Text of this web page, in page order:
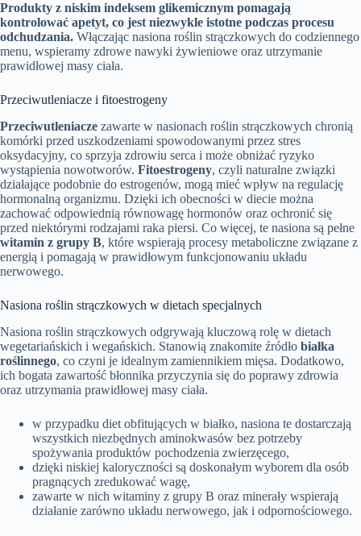
Produkty z niskim indeksem glikemicznym pomagają
kontrolować apetyt, co jest niezwykle istotne podczas procesu
odchudzania. Włączając nasiona roślin strączkowych do codziennego
menu, wspieramy zdrowe nawyki żywieniowe oraz utrzymanie
prawidłowej masy ciała.
Przeciwutleniacze i fitoestrogeny
Przeciwutleniacze zawarte w nasionach roślin strączkowych chronią
komórki przed uszkodzeniami spowodowanymi przez stres
oksydacyjny, co sprzyja zdrowiu serca i może obniżać ryzyko
wystąpienia nowotworów. Fitoestrogeny, czyli naturalne związki
działające podobnie do estrogenów, mogą mieć wpływ na regulację
hormonalną organizmu. Dzięki ich obecności w diecie można
zachować odpowiednią równowagę hormonów oraz ochronić się
przed niektórymi rodzajami raka piersi. Co więcej, te nasiona są pełne
witamin z grupy B, które wspierają procesy metaboliczne związane z
energią i pomagają w prawidłowym funkcjonowaniu układu
nerwowego.
Nasiona roślin strączkowych w dietach specjalnych
Nasiona roślin strączkowych odgrywają kluczową rolę w dietach
wegetariańskich i wegańskich. Stanowią znakomite źródło białka
roślinnego, co czyni je idealnym zamiennikiem mięsa. Dodatkowo,
ich bogata zawartość błonnika przyczynia się do poprawy zdrowia
oraz utrzymania prawidłowej masy ciała.
w przypadku diet obfitujących w białko, nasiona te dostarczają
wszystkich niezbędnych aminokwasów bez potrzeby
spożywania produktów pochodzenia zwierzęcego,
dzięki niskiej kaloryczności są doskonałym wyborem dla osób
pragnących zredukować wagę,
zawarte w nich witaminy z grupy B oraz minerały wspierają
działanie zarówno układu nerwowego, jak i odpornościowego.